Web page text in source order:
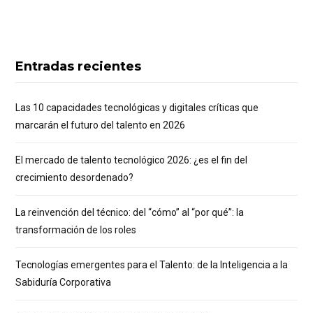
Entradas recientes
Las 10 capacidades tecnológicas y digitales críticas que
marcarán el futuro del talento en 2026
El mercado de talento tecnológico 2026: ¿es el fin del
crecimiento desordenado?
La reinvención del técnico: del “cómo” al “por qué”: la
transformación de los roles
Tecnologías emergentes para el Talento: de la Inteligencia a la
Sabiduría Corporativa